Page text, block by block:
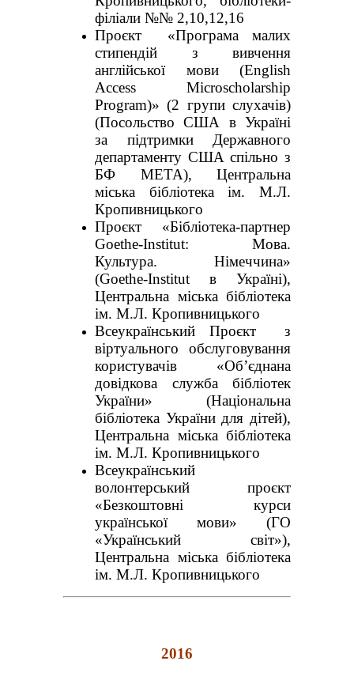
філіали №№ 2,10,12,16
Проєкт «Програма малих
стипендій з вивчення
англійської мови (English
Access Microscholarship
Program)» (2 групи слухачів)
(Посольство США в Україні
за підтримки Державного
департаменту США спільно з
БФ МЕТА), Центральна
міська бібліотека ім. М.Л.
Кропивницького
Проєкт «Бібліотека-партнер
Goethe-Institut: Мова.
Культура. Німеччина»
(Goethe-Institut в Україні),
Центральна міська бібліотека
ім. М.Л. Кропивницького
Всеукраїнський Проєкт з
віртуального обслуговування
користувачів «Об’єднана
довідкова служба бібліотек
України» (Національна
бібліотека України для дітей),
Центральна міська бібліотека
ім. М.Л. Кропивницького
Всеукраїнський
волонтерський проєкт
«Безкоштовні курси
української мови» (ГО
«Український світ»),
Центральна міська бібліотека
ім. М.Л. Кропивницького
2016